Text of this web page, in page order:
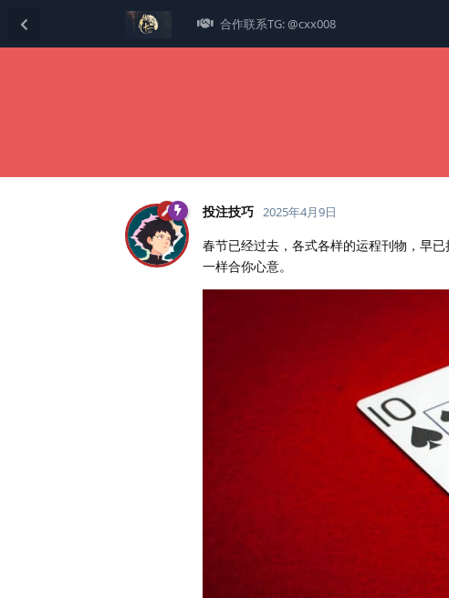
合作联系TG: @cxx008
投注技巧 2025年4月9日
春节已经过去，各式各样的运程刊物，早
一样合你心意。